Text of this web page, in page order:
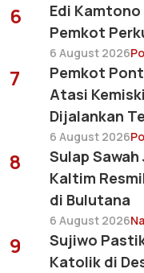
6
Edi
Pemkot
6 August 2026
7
Pemkot
Atasi
Dijalankan
6 August 2026
8
Sulap
Kaltim
di Bulutana
6 August 2026
9
Sujiwo
Katolik di